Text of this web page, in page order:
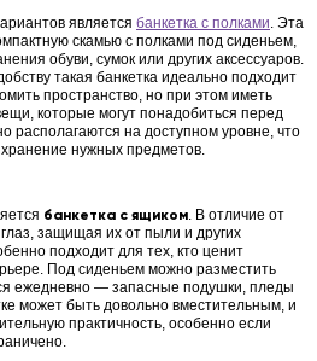
является банкетка с полками. Эта
скамью с полками под сиденьем,
обуви, сумок или других аксессуаров.
такая банкетка идеально подходит
пространство, но при этом иметь
которые могут понадобиться перед
располагаются на доступном уровне, что
хранение нужных предметов.
банкетка с ящиком. В отличие от
защищая их от пыли и других
подходит для тех, кто ценит
Под сиденьем можно разместить
ежедневно — запасные подушки, пледы
может быть довольно вместительным, и
практичность, особенно если